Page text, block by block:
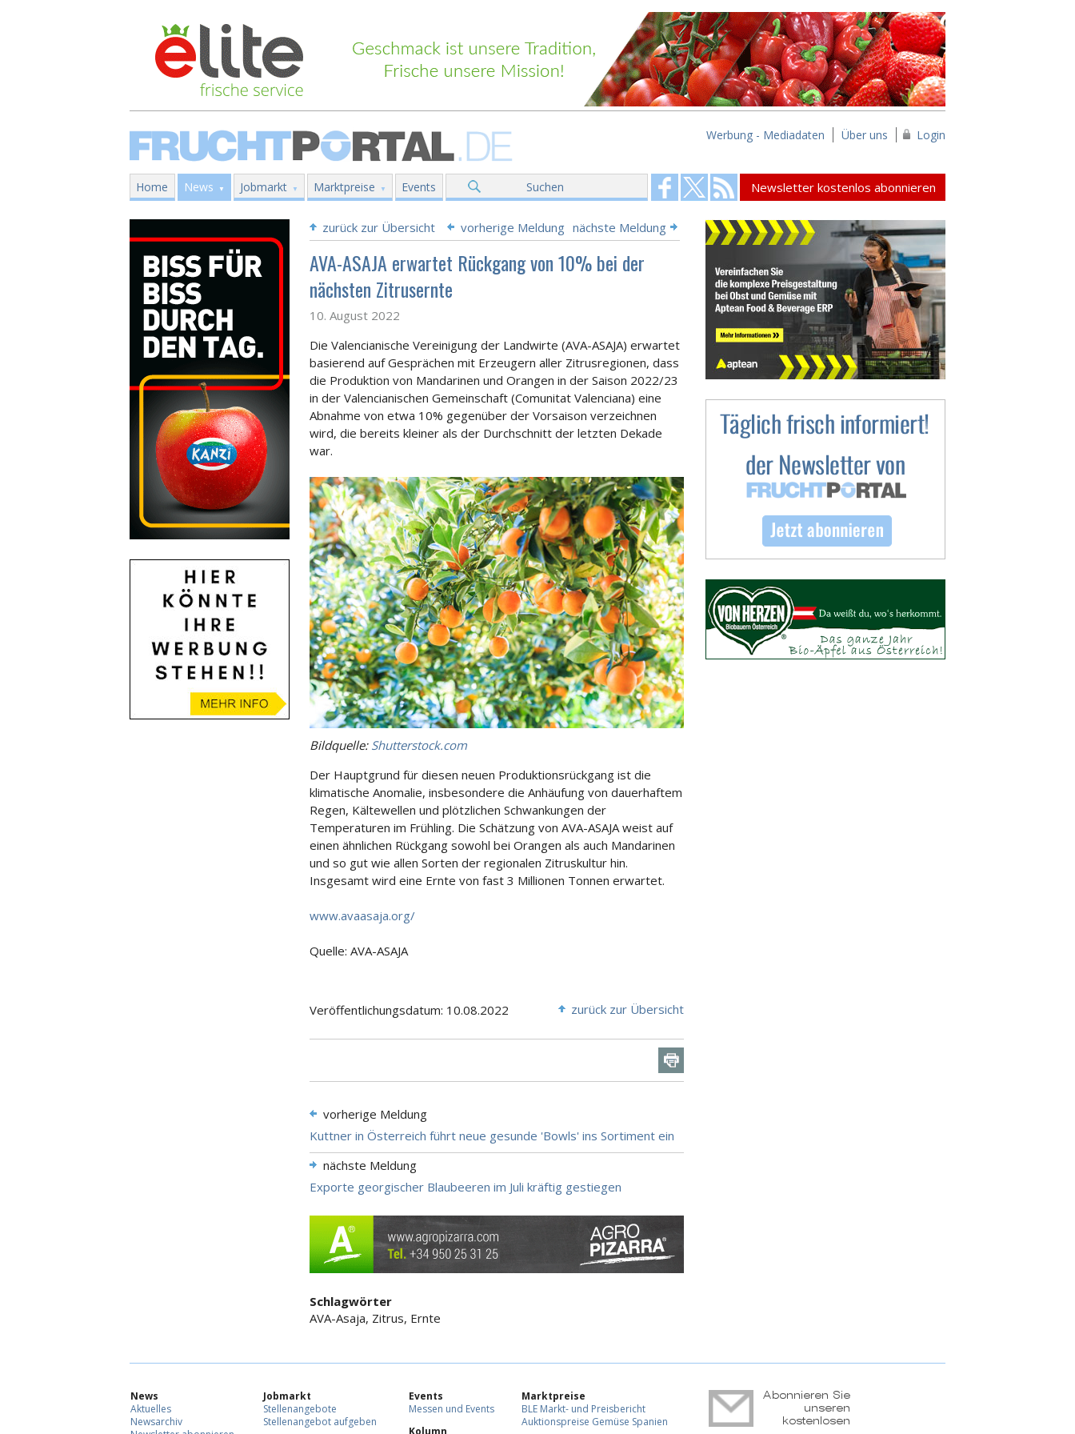
Werbung - Mediadaten Über uns Login
Home News Jobmarkt Marktpreise Events Suchen Newsletter kostenlos abonnieren
zurück zur Übersicht vorherige Meldung nächste Meldung
AVA-ASAJA erwartet Rückgang von 10% bei der
nächsten Zitrusernte
10. August 2022
Die Valencianische Vereinigung der Landwirte (AVA-ASAJA) erwartet
basierend auf Gesprächen mit Erzeugern aller Zitrusregionen, dass
die Produktion von Mandarinen und Orangen in der Saison 2022/23
in der Valencianischen Gemeinschaft (Comunitat Valenciana) eine
Abnahme von etwa 10% gegenüber der Vorsaison verzeichnen
wird, die bereits kleiner als der Durchschnitt der letzten Dekade
war.
Bildquelle: Shutterstock.com
Der Hauptgrund für diesen neuen Produktionsrückgang ist die
klimatische Anomalie, insbesondere die Anhäufung von dauerhaftem
Regen, Kältewellen und plötzlichen Schwankungen der
Temperaturen im Frühling. Die Schätzung von AVA-ASAJA weist auf
einen ähnlichen Rückgang sowohl bei Orangen als auch Mandarinen
und so gut wie allen Sorten der regionalen Zitruskultur hin.
Insgesamt wird eine Ernte von fast 3 Millionen Tonnen erwartet.
www.avaasaja.org/
Quelle: AVA-ASAJA
Veröffentlichungsdatum: 10.08.2022 zurück zur Übersicht
vorherige Meldung
Kuttner in Österreich führt neue gesunde 'Bowls' ins Sortiment ein
nächste Meldung
Exporte georgischer Blaubeeren im Juli kräftig gestiegen
Schlagwörter
AVA-Asaja, Zitrus, Ernte
News
Aktuelles
Newsarchiv
Jobmarkt
Stellenangebote
Stellenangebot aufgeben
Events
Messen und Events
Kolumn
Marktpreise
BLE Markt- und Preisbericht
Auktionspreise Gemüse Spanien